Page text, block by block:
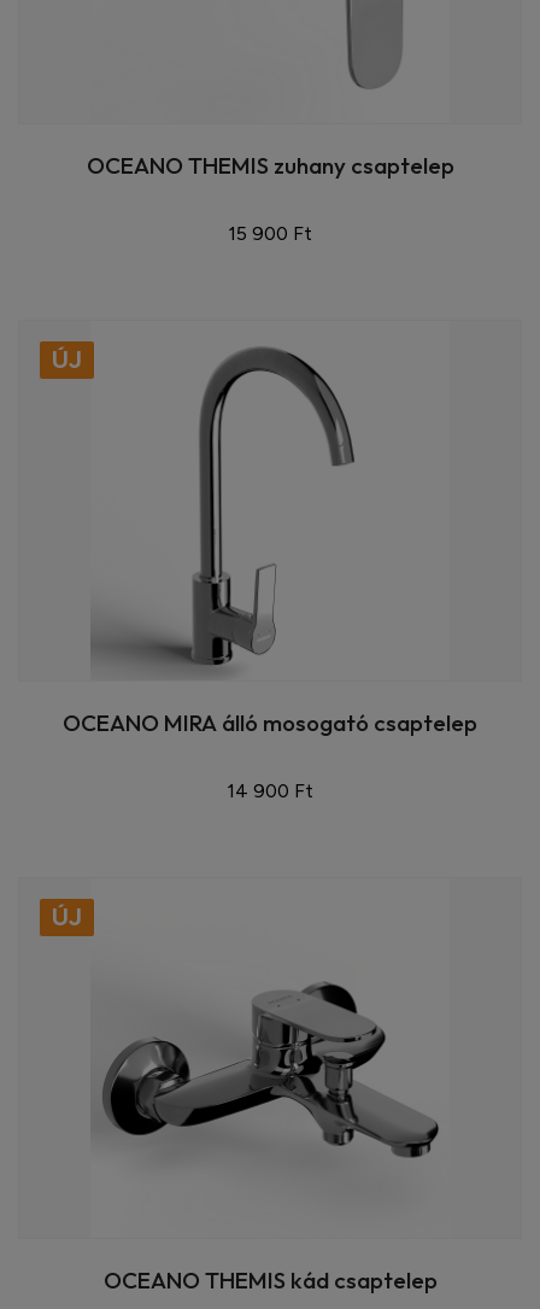
OCEANO THEMIS zuhany csaptelep
15 900 Ft
ÚJ
OCEANO MIRA álló mosogató csaptelep
14 900 Ft
ÚJ
OCEANO THEMIS kád csaptelep